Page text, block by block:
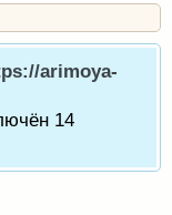
arimoya-
14